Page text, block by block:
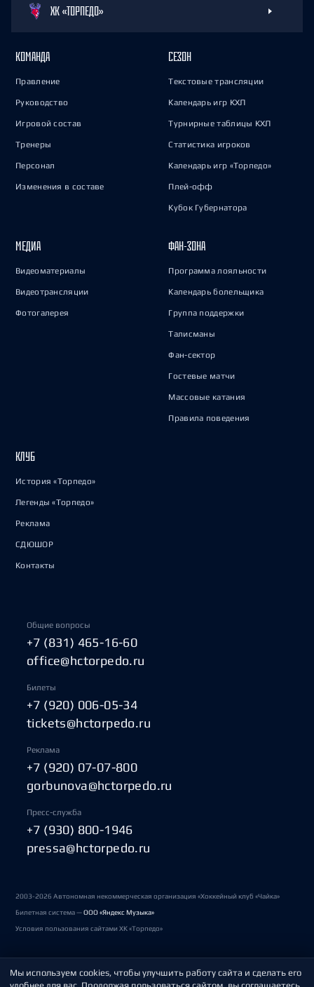
ХК «ТОРПЕДО»
КОМАНДА
Правление
Руководство
Игровой состав
Тренеры
Персонал
Изменения в составе
СЕЗОН
Текстовые трансляции
Календарь игр КХЛ
Турнирные таблицы КХЛ
Статистика игроков
Календарь игр «Торпедо»
Плей-офф
Кубок Губернатора
МЕДИА
Видеоматериалы
Видеотрансляции
Фотогалерея
ФАН-ЗОНА
Программа лояльности
Календарь болельщика
Группа поддержки
Талисманы
Фан-сектор
Гостевые матчи
Массовые катания
Правила поведения
КЛУБ
История «Торпедо»
Легенды «Торпедо»
Реклама
СДЮШОР
Контакты
Общие вопросы
+7 (831) 465-16-60
office@hctorpedo.ru
Билеты
+7 (920) 006-05-34
tickets@hctorpedo.ru
Реклама
+7 (920) 07-07-800
gorbunova@hctorpedo.ru
Пресс-служба
+7 (930) 800-1946
pressa@hctorpedo.ru
2003-2026 Автономная некоммерческая организация «Хоккейный клуб «Чайка»
Билетная система —ООО «Яндекс Музыка»
Условия пользования сайтами ХК «Торпедо»
Политика обработки персональных данных
Мы используем cookies, чтобы улучшить работу сайта и сделать его